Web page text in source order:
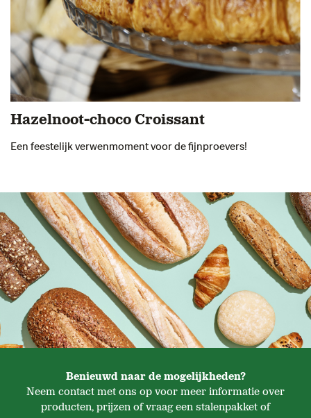
Hazelnoot-choco Croissant
Een feestelijk verwenmoment voor de fijnproevers!
Benieuwd naar de mogelijkheden?
Neem contact met ons op voor meer informatie over
producten, prijzen of vraag een stalenpakket of